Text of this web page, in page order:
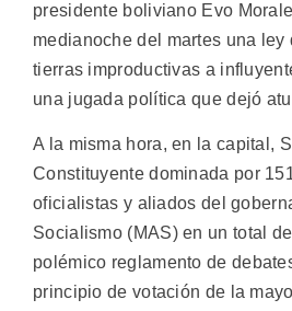
presidente boliviano Evo
medianoche del martes una ley
tierras improductivas a
una jugada política que dejó
A la misma hora, en la capital,
Constituyente dominada por
oficialistas y aliados del
Socialismo (MAS) en un total
polémico reglamento de
principio de votación de la